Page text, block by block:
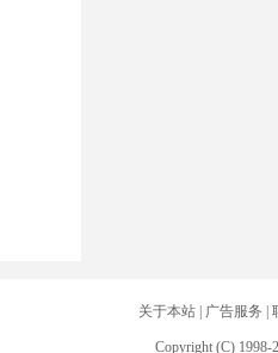
关于本站| 广告服务
Copyright (C) 1998-